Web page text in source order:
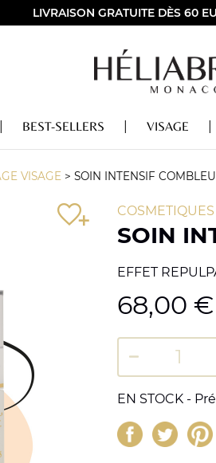
LIVRAISON GRATUITE DÈS 60
BEST-SELLERS VISAGE
VISAGE > SOIN INTENSIF
SOIN
COSMETIQUES
EFFET
68,00 €
EN STOCK -